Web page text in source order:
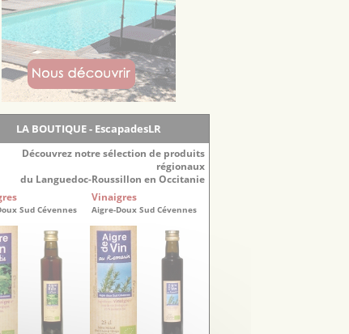
LA BOUTIQUE - EscapadesLR
Découvrez notre sélection de produits
régionaux
du Languedoc-Roussillon en Occitanie
Sud Cévennes
Vinaigres
Aigre-Doux Sud Cévennes